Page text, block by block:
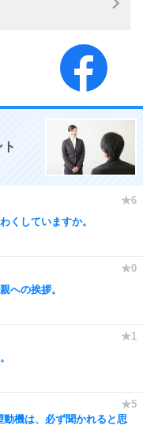
くしていますか。
への挨拶。
機は、必ず聞かれると思